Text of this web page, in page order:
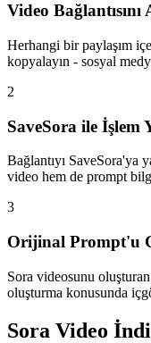
Video Bağlantısını
Herhangi bir paylaşım
kopyalayın - sosyal
2
SaveSora ile İşlem
Bağlantıyı SaveSora'ya
video hem de prompt
3
Orijinal Prompt'u
Sora videosunu
oluşturma konusunda
Sora Video